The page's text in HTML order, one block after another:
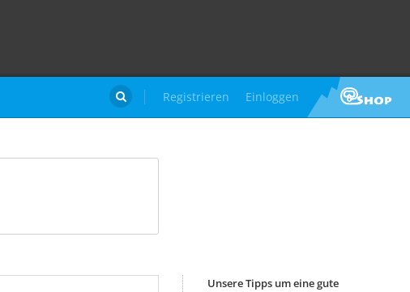
Registrieren Einloggen

Unsere Tipps um eine gute